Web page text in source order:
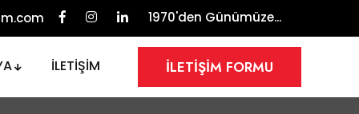
1970'den Günümüze...
İLETİŞİM İLETİŞİM FORMU